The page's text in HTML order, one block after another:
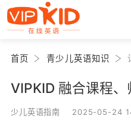
首页 青少儿英语知识
VIPKID 融合课程
少儿英语指南 2025-05-24